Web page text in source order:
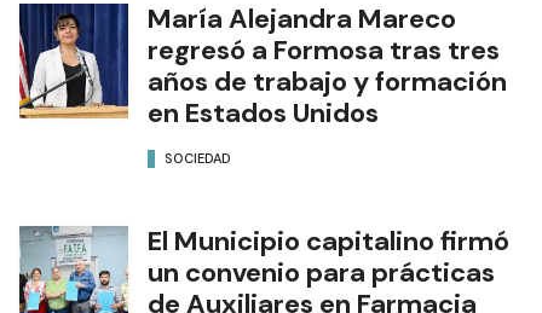
María Alejandra Mareco
regresó a Formosa tras tres
años de trabajo y formación
en Estados Unidos
SOCIEDAD
El Municipio capitalino firmó
un convenio para prácticas
de Auxiliares en Farmacia